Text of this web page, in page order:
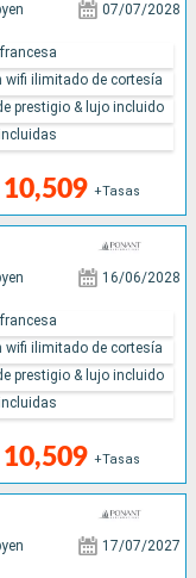
07/07/2028
10,509 +Tasas
wifi ilimitado de cortesía
prestigio & lujo incluido
16/06/2028
10,509 +Tasas
wifi ilimitado de cortesía
prestigio & lujo incluido
17/07/2027